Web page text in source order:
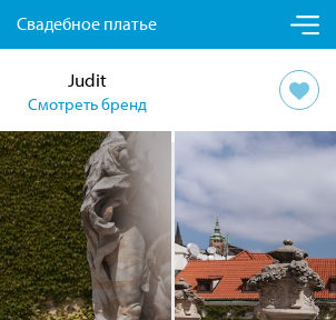
Свадебное платье
Judit
Смотреть бренд